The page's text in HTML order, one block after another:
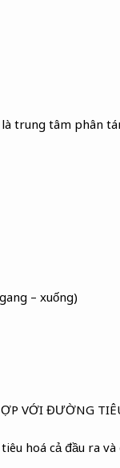
trung tâm phân
– xuống)
VỚI ĐƯỜNG
hoá cả đầu ra và